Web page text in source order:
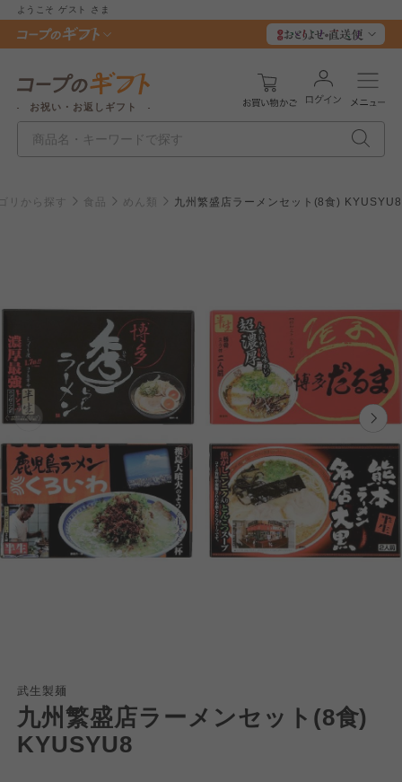
ようこそ ゲスト さま
お祝い・お返しギフト
リから探す 食品 めん類 九州繁盛店ラーメンセット(8食) KYUSYU8
武生製麺
九州繁盛店ラーメンセット(8食)
KYUSYU8